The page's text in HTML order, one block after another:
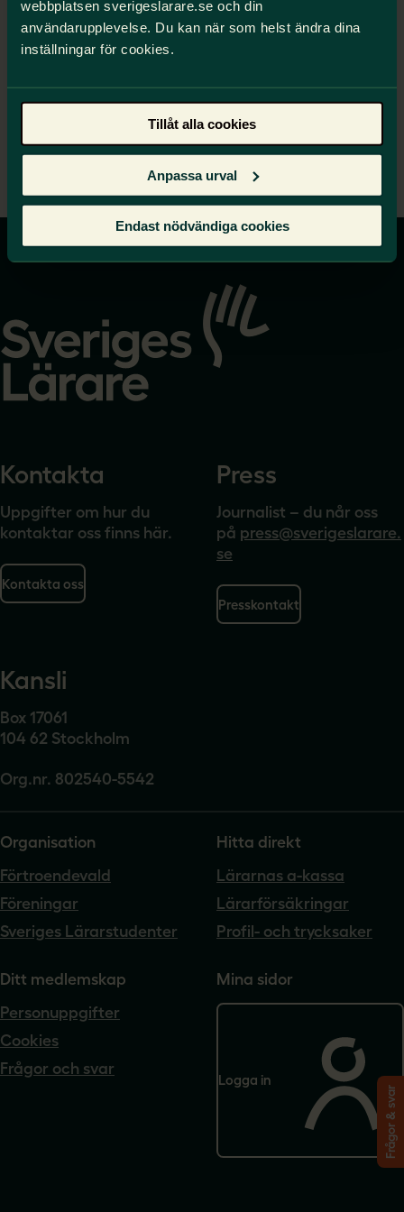
webbplatsen sverigeslarare.se och din
användarupplevelse. Du kan när som helst ändra dina
inställningar för cookies.
Tillåt alla cookies
Anpassa urval
Endast nödvändiga cookies
Rapporten visar att resultatskillnader ökar markant
mellan elever från olika bakgrunder. Sveriges Lärare
kräver reformer för likvärdighet och starkare
Statens ansvar för skolan
Sveriges Lärare tillstyrker stora delar av
problemformulering och analys som utredningen
gör.
startsidan
Kontakta
Uppgifter om hur du
kontaktar oss finns här.
Kontakta oss
Press
Journalist – du når oss
på press@sverigeslarare.
se
Presskontakt
Kansli
Box 17061
104 62 Stockholm
Org.nr. 802540-5542
Organisation
Förtroendevald
Föreningar
Sveriges Lärarstudenter
Hitta direkt
Lärarnas a-kassa
Lärarförsäkringar
Profil- och trycksaker
Ditt medlemskap
Personuppgifter
Cookies
Frågor och svar
Mina sidor
Logga in
Frågor & svar